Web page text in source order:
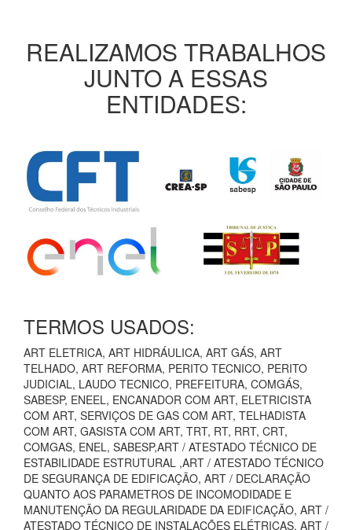
REALIZAMOS TRABALHOS
JUNTO A ESSAS
ENTIDADES:
TERMOS USADOS:
ART ELETRICA, ART HIDRÁULICA, ART GÁS, ART
TELHADO, ART REFORMA, PERITO TECNICO, PERITO
JUDICIAL, LAUDO TECNICO, PREFEITURA, COMGÁS,
SABESP, ENEEL, ENCANADOR COM ART, ELETRICISTA
COM ART, SERVIÇOS DE GAS COM ART, TELHADISTA
COM ART, GASISTA COM ART, TRT, RT, RRT, CRT,
COMGAS, ENEL, SABESP,ART / ATESTADO TÉCNICO DE
ESTABILIDADE ESTRUTURAL ,ART / ATESTADO TÉCNICO
DE SEGURANÇA DE EDIFICAÇÃO, ART / DECLARAÇÃO
QUANTO AOS PARAMETROS DE INCOMODIDADE E
MANUTENÇÃO DA REGULARIDADE DA EDIFICAÇÃO, ART /
ATESTADO TÉCNICO DE INSTALAÇÕES ELÉTRICAS, ART /